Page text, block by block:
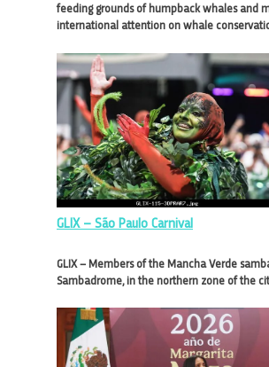
feeding grounds of humpback whales and
international attention on whale
GLIX – São Paulo Carnival
GLIX – Members of the Mancha Verde
Sambadrome, in the northern zone of the